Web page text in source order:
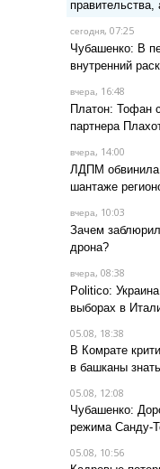
правительства,
сегодня, 07:25
Чубашенко: В
внутренний
вчера, 16:48
Платон: Тофан
партнера
вчера, 14:00
ЛДПМ обвинила
шантаже
вчера, 10:03
Зачем
дрона?
вчера, 08:38
Politico:
выборах в
05.08, 18:38
В Комрате
в башканы
05.08, 12:08
Чубашенко:
режима Санду-
05.08, 10:56